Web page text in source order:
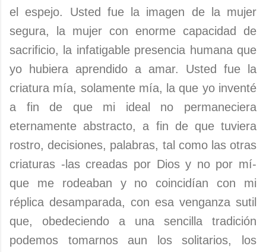
el espejo. Usted fue la imagen de la mujer
segura, la mujer con enorme capacidad de
sacrificio, la infatigable presencia humana que
yo hubiera aprendido a amar. Usted fue la
criatura mía, solamente mía, la que yo inventé
a fin de que mi ideal no permaneciera
eternamente abstracto, a fin de que tuviera
rostro, decisiones, palabras, tal como las otras
criaturas -las creadas por Dios y no por mí-
que me rodeaban y no coincidían con mi
réplica desamparada, con esa venganza sutil
que, obedeciendo a una sencilla tradición
podemos tomarnos aun los solitarios, los